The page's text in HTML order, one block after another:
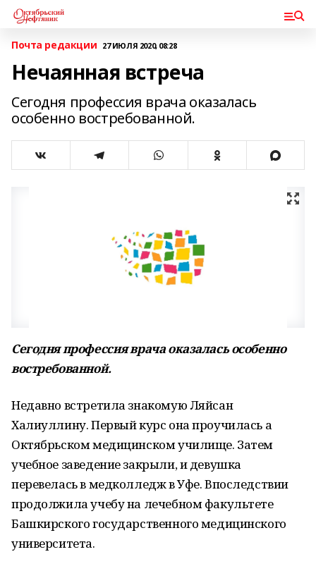
Почта редакции 27 ИЮЛЯ 2020, 08:28
Нечаянная встреча
Сегодня профессия врача оказалась
особенно востребованной.
Сегодня профессия врача оказалась особенно
востребованной.
Недавно встретила знакомую Ляйсан
Халиуллину. Первый курс она проучилась а
Октябрьском медицинском училище. Затем
учебное заведение закрыли, и девушка
перевелась в медколледж в Уфе. Впоследствии
продолжила учебу на лечебном факультете
Башкирского государственного медицинского
университета.